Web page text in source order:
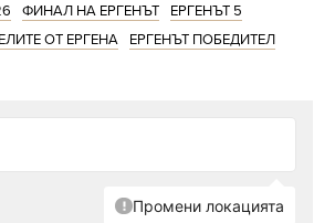
ФИНАЛ НА ЕРГЕНЪТ
ЕРГЕНЪТ 5
ОТ ЕРГЕНА ЕРГЕНЪТ ПОБЕДИТЕЛ